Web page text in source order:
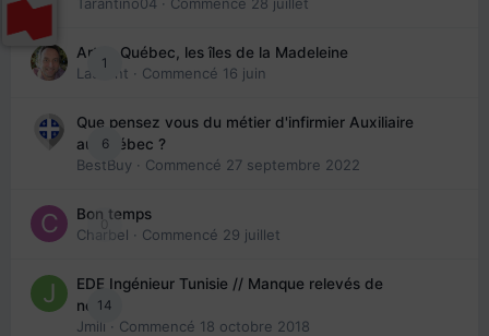
1
Arte : Québec, les îles de la Madeleine
Laurent · Commencé 16 juin
6
Que pensez vous du métier d'infirmier Auxiliaire
au Québec ?
BestBuy · Commencé 27 septembre 2022
0
Bon temps
Charbel · Commencé 29 juillet
14
EDE Ingénieur Tunisie // Manque relevés de
note
Jmili · Commencé 18 octobre 2018